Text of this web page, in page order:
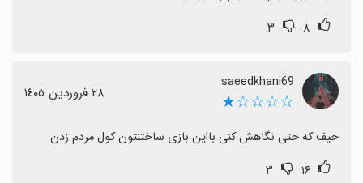
۸ ۳
saeedkhani69
☆☆☆☆★ ٢٨ فروردین ١٤٠٥
حیف که حتی نگاهش کنی بااین بازی ساختنتون کول مردم زدن
۱۶ ۳